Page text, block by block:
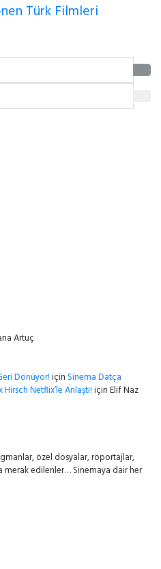
Türk Filmleri
Artuç
Dönüyor!için Sinema Datça
Hirsch Netflix’le Anlaştı!içinElif Naz
özel dosyalar, röportajlar,
merak edilenler… Sinemaya dair her